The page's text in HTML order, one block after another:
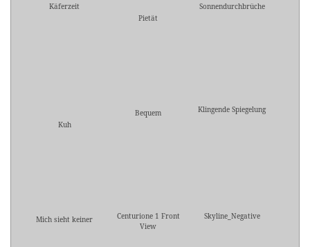
Käferzeit
Pietät
Sonnendurchbrüche
Kuh
Bequem Klingende Spiegelung
Mich sieht keiner
Centurione 1 Front
View
Skyline_Negative